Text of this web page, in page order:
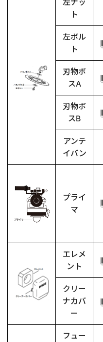
左ナッ
ト
左ボル
ト
刃物ボ
スA
刃物ボ
スB
アンテ
イバン
プライ
マ
エレメ
ント
クリー
ナカバ
ー
フュー